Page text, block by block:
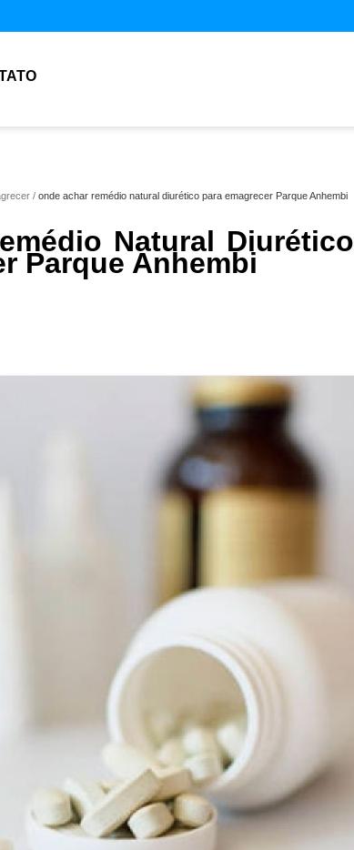
onde achar remédio natural diurético para emagrecer Parque Anhembi
Natural Diurético
Parque Anhembi